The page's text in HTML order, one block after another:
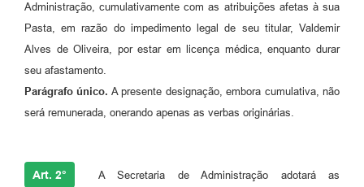
A Prefeitura
Enquete
Jornal
Agenda
Contato
Administração, cumulativamente com as atribuições afetas à sua
Pasta, em razão do impedimento legal de seu titular, Valdemir
Alves de Oliveira, por estar em licença médica, enquanto durar
seu afastamento.
Parágrafo único. A presente designação, embora cumulativa, não
será remunerada, onerando apenas as verbas originárias.
Art. 2° A Secretaria de Administração adotará as